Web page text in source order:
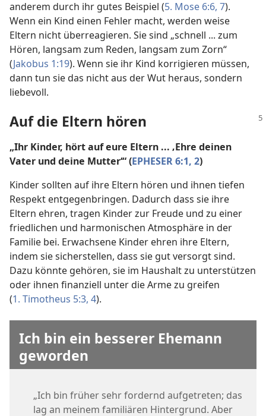
anderem durch ihr gutes Beispiel (5. Mose 6:6, 7).
Wenn ein Kind einen Fehler macht, werden weise
Eltern nicht überreagieren. Sie sind „schnell ... zum
Hören, langsam zum Reden, langsam zum Zorn“
(Jakobus 1:19). Wenn sie ihr Kind korrigieren müssen,
dann tun sie das nicht aus der Wut heraus, sondern
liebevoll.
Auf die Eltern hören
„Ihr Kinder, hört auf eure Eltern ... ‚Ehre deinen
Vater und deine Mutter‘“ (EPHESER 6:1, 2)
Kinder sollten auf ihre Eltern hören und ihnen tiefen
Respekt entgegenbringen. Dadurch dass sie ihre
Eltern ehren, tragen Kinder zur Freude und zu einer
friedlichen und harmonischen Atmosphäre in der
Familie bei. Erwachsene Kinder ehren ihre Eltern,
indem sie sicherstellen, dass sie gut versorgt sind.
Dazu könnte gehören, sie im Haushalt zu unterstützen
oder ihnen finanziell unter die Arme zu greifen
(1. Timotheus 5:3, 4).
Ich bin ein besserer Ehemann
geworden
„Ich bin früher sehr fordernd aufgetreten; das
lag an meinem familiären Hintergrund. Aber